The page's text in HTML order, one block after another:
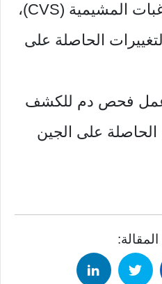
أخذ عينات من الزغبات المشيمية (CVS)،
الحاصلة على
عمل فحص دم للكشف
الحاصلة على الجين